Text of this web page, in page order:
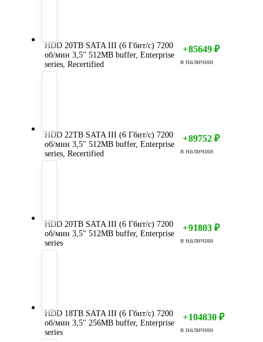
HDD 20TB SATA III (6 Гбит/с) 7200
об/мин 3,5" 512MB buffer, Enterprise
series, Recertified
+85649 ₽
в наличии
HDD 22TB SATA III (6 Гбит/с) 7200
об/мин 3,5" 512MB buffer, Enterprise
series, Recertified
+89752 ₽
в наличии
HDD 20TB SATA III (6 Гбит/с) 7200
об/мин 3,5" 512MB buffer, Enterprise
series
+91803 ₽
в наличии
HDD 18TB SATA III (6 Гбит/с) 7200
об/мин 3,5" 256MB buffer, Enterprise
series
+104830 ₽
в наличии